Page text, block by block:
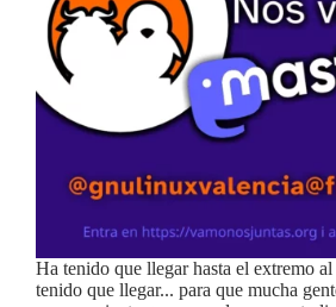
Ha tenido que llegar hasta el extremo al
tenido que llegar... para que mucha